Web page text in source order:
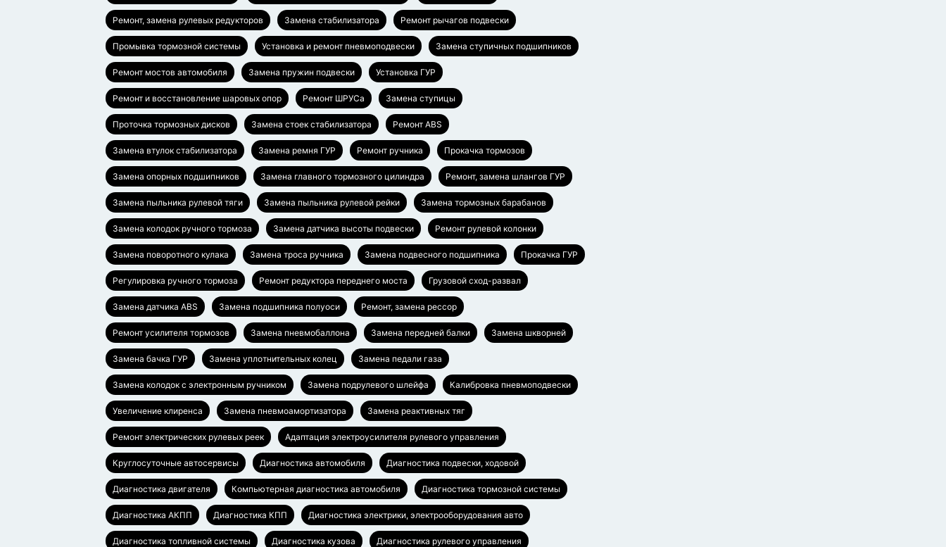
Ремонт, замена рулевых редукторов Замена стабилизатора Ремонт рычагов подвески
Промывка тормозной системы Установка и ремонт пневмоподвески Замена ступичных подшипников
Ремонт мостов автомобиля Замена пружин подвески Установка ГУР
Ремонт и восстановление шаровых опор Ремонт ШРУСа Замена ступицы
Проточка тормозных дисков Замена стоек стабилизатора Ремонт ABS
Замена втулок стабилизатора Замена ремня ГУР Ремонт ручника Прокачка тормозов
Замена опорных подшипников Замена главного тормозного цилиндра Ремонт, замена шлангов ГУР
Замена пыльника рулевой тяги Замена пыльника рулевой рейки Замена тормозных барабанов
Замена колодок ручного тормоза Замена датчика высоты подвески Ремонт рулевой колонки
Замена поворотного кулака Замена троса ручника Замена подвесного подшипника Прокачка ГУР
Регулировка ручного тормоза Ремонт редуктора переднего моста Грузовой сход-развал
Замена датчика ABS Замена подшипника полуоси Ремонт, замена рессор
Ремонт усилителя тормозов Замена пневмобаллона Замена передней балки Замена шкворней
Замена бачка ГУР Замена уплотнительных колец Замена педали газа
Замена колодок с электронным ручником Замена подрулевого шлейфа Калибровка пневмоподвески
Увеличение клиренса Замена пневмоамортизатора Замена реактивных тяг
Ремонт электрических рулевых реек Адаптация электроусилителя рулевого управления
Круглосуточные автосервисы Диагностика автомобиля Диагностика подвески, ходовой
Диагностика двигателя Компьютерная диагностика автомобиля Диагностика тормозной системы
Диагностика АКПП Диагностика КПП Диагностика электрики, электрооборудования авто
Диагностика топливной системы Диагностика кузова Диагностика рулевого управления